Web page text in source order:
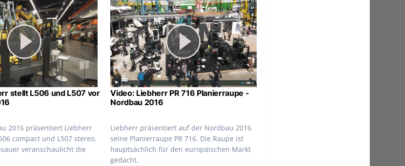
stellt L506 und L507 vor
2016 präsentiert Liebherr
compact und L507 stereo.
veranschaulicht die
Video: Liebherr PR 716 Planierraupe -
Nordbau 2016
Liebherr präsentiert auf der Nordbau 2016
seine Planierraupe PR 716. Die Raupe ist
hauptsächlich für den europäischen Markt
gedacht.